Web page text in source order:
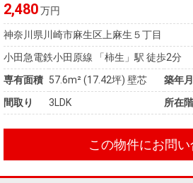
2,480万円
神奈川県川崎市麻生区上麻生５丁目
小田急電鉄小田原線 「柿生」駅 徒歩2分
専有面積 57.6m²(17.42坪) 壁芯 築年月
間取り
3LDK 所在階
この物件にお問